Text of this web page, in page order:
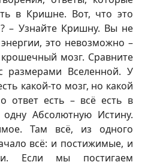
в Кришне. Вот, что это
– Узнайте Кришну. Вы не
это невозможно –
мозг. Сравните
Вселенной. У
какой-то мозг, но какой
ответ есть – всё есть в
Абсолютную Истину.
Там всё, из одного
всё: и постижимые, и
Если мы постигаем